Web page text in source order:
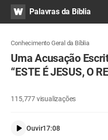
WATVPalavras da Bíblia
Conhecimento Geral da Bíblia
Uma Acusação
“ESTE É JESUS, O
115,777visualizações
Ouvir17:08